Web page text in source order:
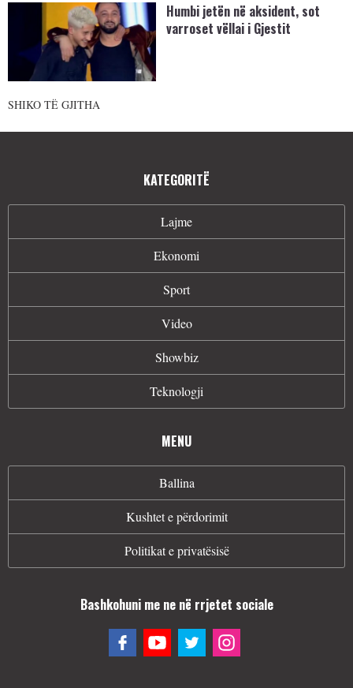
Humbi jetën në aksident, sot
varroset vëllai i Gjestit
SHIKO TË GJITHA
KATEGORITË
Lajme
Ekonomi
Sport
Video
Showbiz
Teknologji
MENU
Ballina
Kushtet e përdorimit
Politikat e privatësisë
Bashkohuni me ne në rrjetet sociale